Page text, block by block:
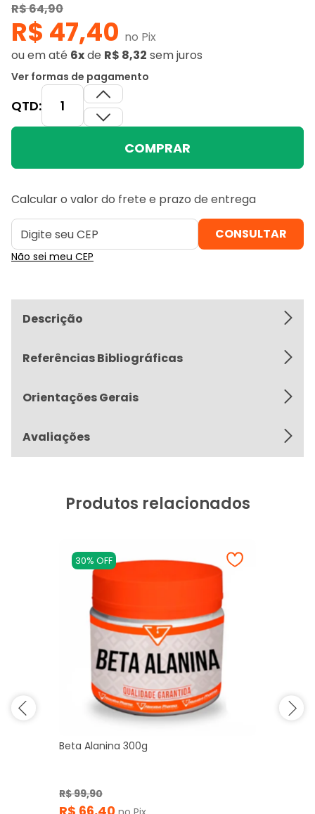
R$ 64,90
R$ 47,40 no Pix
ouem até 6xde R$ 8,32 sem juros
Ver formas de pagamento
QTD:
COMPRAR
Calcular o valor do frete e prazo de entrega
Não sei meu CEP
Descrição
Referências Bibliográficas
Orientações Gerais
Avaliações
Produtos relacionados
30% OFF
Beta Alanina 300g
R$ 99,90